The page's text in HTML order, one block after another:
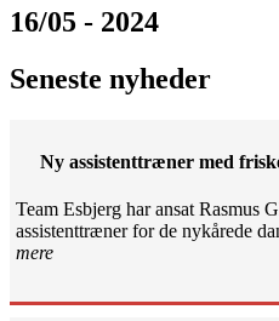
16/05 - 2024
Seneste nyheder
Ny assistenttræner med
Team Esbjerg har ansat Rasmus
assistenttræner for de nykårede
mere